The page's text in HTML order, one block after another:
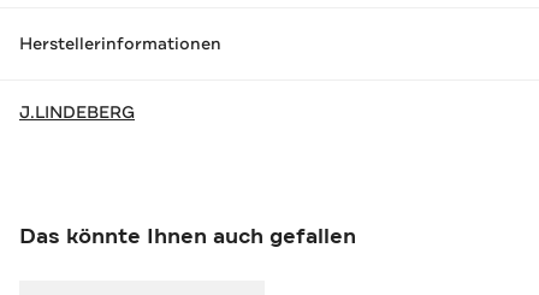
Herstellerinformationen
J.LINDEBERG
Das könnte Ihnen auch gefallen